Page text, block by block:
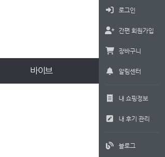
바이브
로그인
간편 회원가입
장바구니
알림센터
내 쇼핑정보
내 후기 관리
블로그